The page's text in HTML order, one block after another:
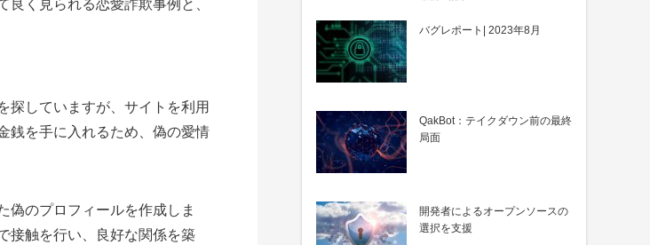
く見られる恋愛詐欺事例と、
探していますが、サイトを利用
銭を手に入れるため、偽の愛情
偽のプロフィールを作成しま
接触を行い、良好な関係を築
バグレポート| 2023年8月
QakBot：テイクダウン前の最終
局面
開発者によるオープンソースの
選択を支援